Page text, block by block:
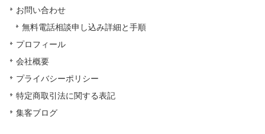
お問い合わせ
無料電話相談申し込み詳細と手順
プロフィール
会社概要
プライバシーポリシー
特定商取引法に関する表記
集客ブログ